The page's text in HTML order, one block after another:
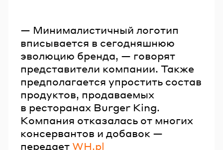
— Минималистичный логотип
вписывается в сегодняшнюю
эволюцию бренда, — говорят
представители компании. Также
предполагается упростить состав
продуктов, продаваемых
в ресторанах Burger King.
Компания отказалась от многих
консервантов и добавок —
передает WH.pl